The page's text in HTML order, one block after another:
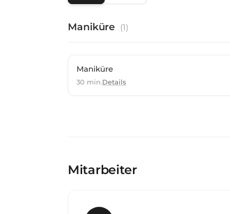
Maniküre (1)
Maniküre
30 min.Details
Mitarbeiter